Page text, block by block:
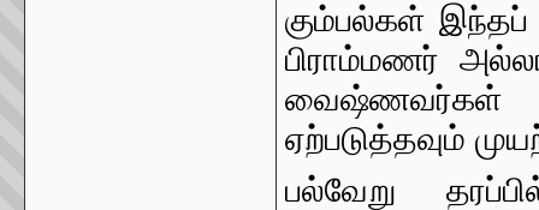
கும்பல்கள் இந்தப்
பிராம்மணர்
வைஷ்ணவர்கள்
ஏற்படுத்தவும்
பல்வேறு